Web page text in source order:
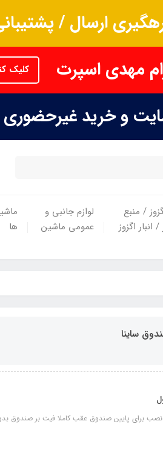
ارسال /
مهدی اسپرت کلیک
و خرید غیرحضوری
/ منبع
/ انبار اگزوز
لوازم جانبی و
عمومی ماشین
ها
ساینا
برای پایین صندوق عقب کاملا فیت بر صندوق